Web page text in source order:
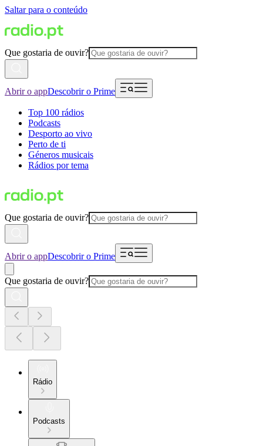
Saltar para o conteúdo
Que gostaria de ouvir?
Abrir o appDescobrir o Prime
Top 100 rádios
Podcasts
Desporto ao vivo
Perto de ti
Géneros musicais
Rádios por tema
Que gostaria de ouvir?
Abrir o appDescobrir o Prime
Que gostaria de ouvir?
Rádio
Podcasts